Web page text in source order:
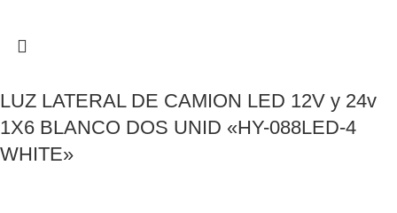
LUZ LATERAL DE CAMION LED 12V y 24v
1X6 BLANCO DOS UNID «HY-088LED-4
WHITE»